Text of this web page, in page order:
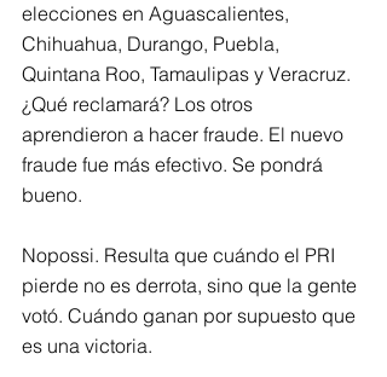
elecciones en Aguascalientes,
Chihuahua, Durango, Puebla,
Quintana Roo, Tamaulipas y Veracruz.
¿Qué reclamará? Los otros
aprendieron a hacer fraude. El nuevo
fraude fue más efectivo. Se pondrá
bueno.
Nopossi. Resulta que cuándo el PRI
pierde no es derrota, sino que la gente
votó. Cuándo ganan por supuesto que
es una victoria.